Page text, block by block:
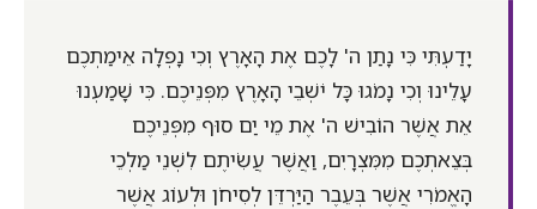
יָדַעְתִּי כִּי נָתַן ה' לָכֶם אֶת הָאָרֶץ וְכִי נָפְלָה אֵימַתְכֶם
עָלֵינוּ וְכִי נָמֹגוּ כָּל יֹשְׁבֵי הָאָרֶץ מִפְּנֵיכֶם. כִּי שָׁמַעְנוּ
אֵת אֲשֶׁר הוֹבִישׁ ה' אֶת מֵי יַם סוּף מִפְּנֵיכֶם
בְּצֵאתְכֶם מִמִּצְרָיִם, וַאֲשֶׁר עֲשִׂיתֶם לִשְׁנֵי מַלְכֵי
הָאֱמֹרִי אֲשֶׁר בְּעֵבֶר הַיַּרְדֵּן לְסִיחֹן וּלְעוֹג אֲשֶׁר